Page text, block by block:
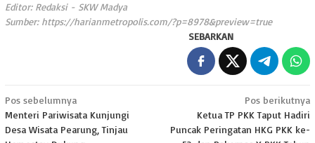
Editor: Redaksi - SKW Madya
Sumber: https://harianmetropolis.com/?p=8978&preview=true
SEBARKAN
Navigasi
pos
Pos sebelumnya
Menteri Pariwisata Kunjungi
Desa Wisata Pearung, Tinjau
Pos berikutnya
Ketua TP PKK Taput Hadiri
Puncak Peringatan HKG PKK ke-